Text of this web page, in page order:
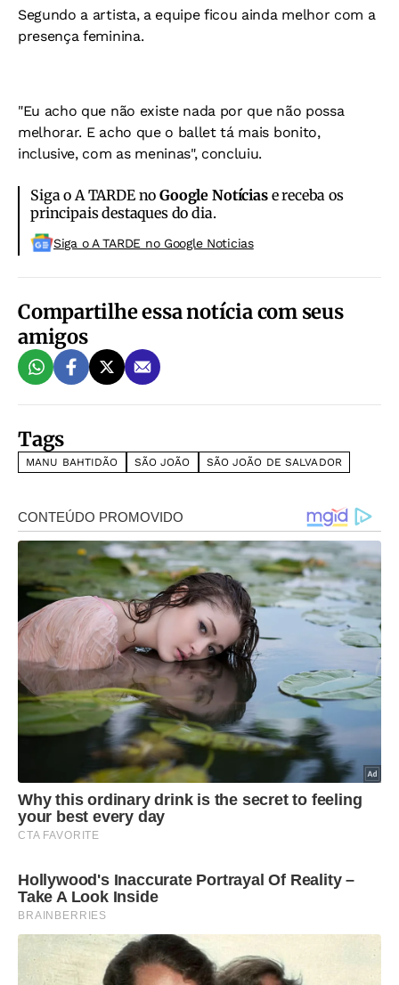
Segundo a artista, a equipe ficou ainda melhor com a
presença feminina.
"Eu acho que não existe nada por que não possa
melhorar. E acho que o ballet tá mais bonito,
inclusive, com as meninas", concluiu.
Siga o A TARDE noGoogle Notíciase receba os
principais destaques do dia.
Siga o A TARDE no Google Noticias
Compartilhe essa notícia com seus
amigos
Tags
MANU BAHTIDÃO SÃO JOÃO SÃO JOÃO DE SALVADOR